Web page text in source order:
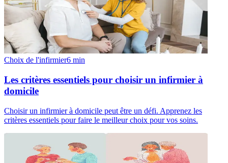
Choix de l'infirmier6 min
Les critères essentiels pour choisir un infirmier à
domicile
Choisir un infirmier à domicile peut être un défi. Apprenez les
critères essentiels pour faire le meilleur choix pour vos soins.